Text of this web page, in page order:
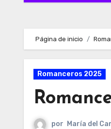
Página de inicio
Romanceros 2025
por María del